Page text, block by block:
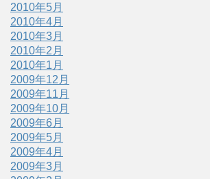
2010年5月
2010年4月
2010年3月
2010年2月
2010年1月
2009年12月
2009年11月
2009年10月
2009年6月
2009年5月
2009年4月
2009年3月